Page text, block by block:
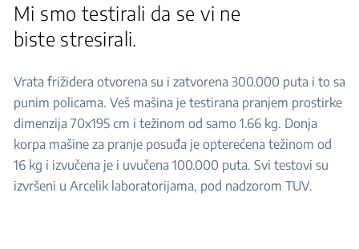
Mi smo testirali da se vi ne
biste stresirali.
Vrata frižidera otvorena su i zatvorena 300.000 puta i to sa
punim policama. Veš mašina je testirana pranjem prostirke
dimenzija 70x195 cm i težinom od samo 1.66 kg. Donja
korpa mašine za pranje posuđa je opterećena težinom od
16 kg i izvučena je i uvučena 100.000 puta. Svi testovi su
izvršeni u Arcelik laboratorijama, pod nadzorom TUV.